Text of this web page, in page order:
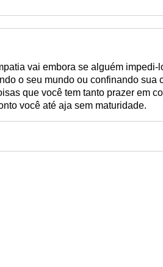
vai embora se alguém impedi-
o seu mundo ou confinando sua
que você tem tanto prazer em
você até aja sem maturidade.